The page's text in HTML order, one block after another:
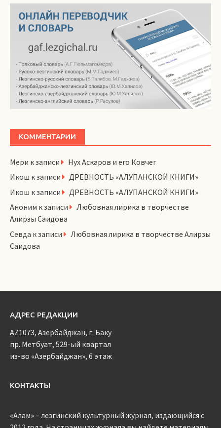
КОММЕНТАРИИ
Мери к записи
Нух Аскаров и его Ковчег
Икош к записи
ДРЕВНОСТЬ «АЛУПАНСКОЙ КНИГИ»
Икош к записи
ДРЕВНОСТЬ «АЛУПАНСКОЙ КНИГИ»
Аноним к записи
Любовная лирика в творчестве
Алирзы Саидова
Севда к записи
Любовная лирика в творчестве Алирзы
Саидова
АДРЕС РЕДАКЦИИ
AZ1073, Азербайджан, г. Баку
пр. Метбуат, 529-ый квартал
из-во «Азербайджан», 6 этаж
КОНТАКТЫ
«Алам» – лезгинский культурный журнал, издающийся с